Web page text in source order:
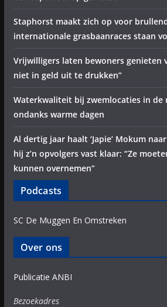
Staphorst maakt zich op voor
internationale grasbaanraces staan
Vrijwilligers laten bewoners genieten
niet in geld uit te drukken”
Waterkwaliteit bij zwemlocaties in de
ondanks warme dagen
Al dertig jaar haalt ‘Japie’ Mokum
hij z’n opvolgers vast klaar: “Ze
kunnen overnemen”
Podcasts
SC De Muggen En Omstreken
Over ons
Publicatie ANBI
Bezoekadres